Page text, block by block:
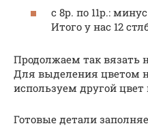
с 8р. по 11р.:
Итого у нас 12
Продолжаем так вязать
Для выделения цветом
используем другой цвет
Готовые детали